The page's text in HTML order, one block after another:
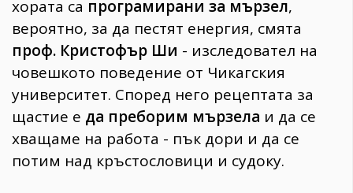
1817
ПОСЛЕДВАЙТЕ
НИ
хората са програмирани за мързел,
вероятно, за да пестят енергия, смята
проф. Кристофър Ши - изследовател на
човешкото поведение от Чикагския
университет. Според него рецептата за
щастие е да преборим мързела и да се
хващаме на работа - пък дори и да се
потим над кръстословици и судоку.